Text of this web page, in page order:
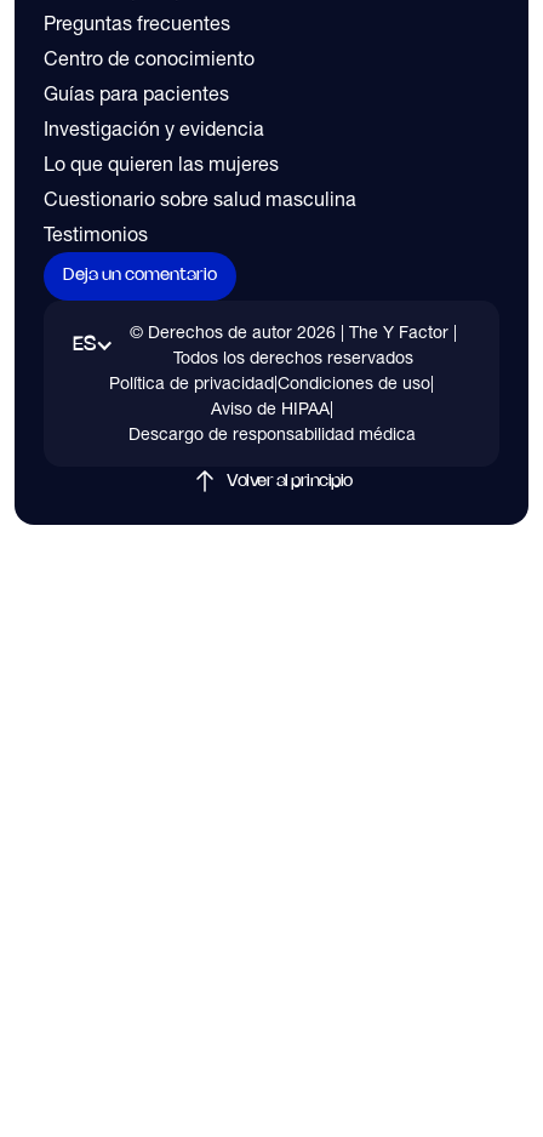
Preguntas frecuentes
Centro de conocimiento
Guías para pacientes
Investigación y evidencia
Lo que quieren las mujeres
Cuestionario sobre salud masculina
Testimonios
Deja un comentario
ES
© Derechos de autor2026 | The Y Factor |
Todos los derechos reservados
Política de privacidad|Condiciones de uso|
Aviso de HIPAA|
Descargo de responsabilidad médica
Volver al principio